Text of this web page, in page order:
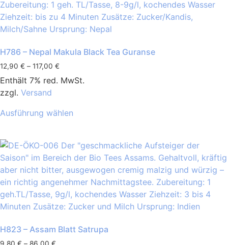
H786 – Nepal Makula Black Tea Guranse
12,90 € – 117,00 €
Enthält 7% red. MwSt.
zzgl. Versand
Ausführung wählen
H823 – Assam Blatt Satrupa